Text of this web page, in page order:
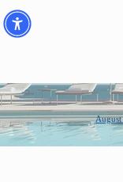
August